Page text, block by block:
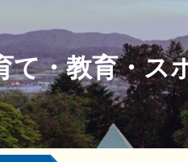
て・教育・ス